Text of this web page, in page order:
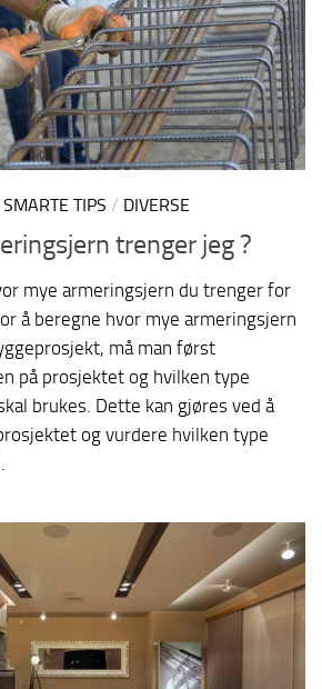
SMARTE TIPS / DIVERSE
trenger jeg ?
mye armeringsjern du trenger for
å beregne hvor mye armeringsjern
må man først
på prosjektet og hvilken type
brukes. Dette kan gjøres ved å
og vurdere hvilken type